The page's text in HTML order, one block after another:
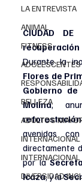
LA ENTREVISTA
ANIMAL
FITNESS
ADOLESCENTES
BELLEZA
ADULTOS
INTERNACIONAL
INTERNACIONAL
DIVERSIDAD
CIUDAD
Durante la
Flores de
Gobierno
Molina,
avenidas
directamente
por la
Icaza, y la